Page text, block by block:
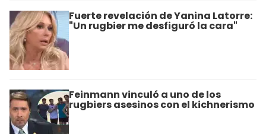
Fuerte revelación de Yanina Latorre:
"Un rugbier me desfiguró la cara"
Feinmann vinculó a uno de los
rugbiers asesinos con el kichnerismo